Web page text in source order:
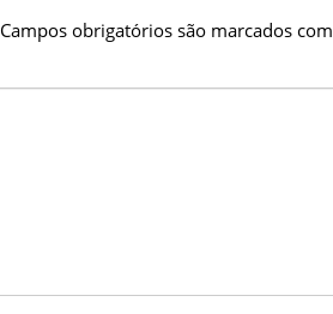
Campos obrigatórios são marcados com